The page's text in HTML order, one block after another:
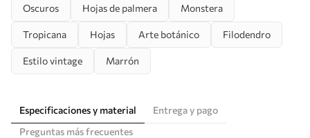
Oscuros Hojas de palmera Monstera
Tropicana Hojas Arte botánico Filodendro
Estilo vintage Marrón
Especificaciones y material
Entrega y pago
Preguntas más frecuentes